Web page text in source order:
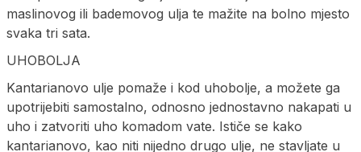
maslinovog ili bademovog ulja te mažite na bolno mjesto
svaka tri sata.
UHOBOLJA
Kantarianovo ulje pomaže i kod uhobolje, a možete ga
upotrijebiti samostalno, odnosno jednostavno nakapati u
uho i zatvoriti uho komadom vate. Ističe se kako
kantarianovo, kao niti nijedno drugo ulje, ne stavljate u